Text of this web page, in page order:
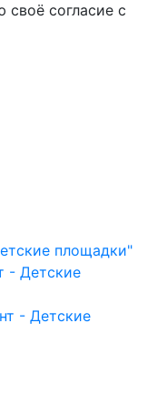
согласие с
площадки"
- Детские
- Детские